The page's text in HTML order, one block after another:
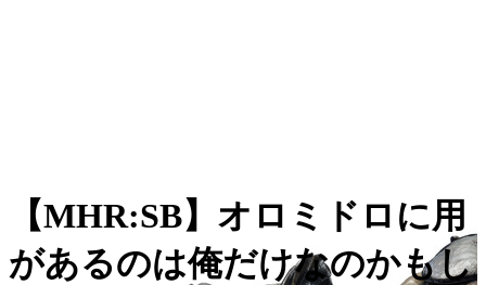
【MHR:SB】オロミドロに用
があるのは俺だけなのかもし